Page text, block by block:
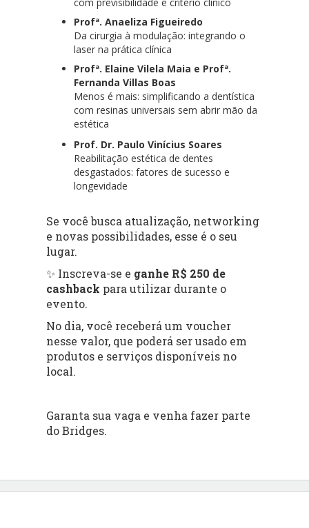
Profª. Anaeliza Figueiredo
Da cirurgia à modulação: integrando o
laser na prática clínica
Profª. Elaine Vilela Maia e Profª.
Fernanda Villas Boas
Menos é mais: simplificando a dentística
com resinas universais sem abrir mão da
estética
Prof. Dr. Paulo Vinícius Soares
Reabilitação estética de dentes
desgastados: fatores de sucesso e
longevidade
Se você busca atualização, networking
e novas possibilidades, esse é o seu
lugar.
✨ Inscreva-se e ganhe R$ 250 de
cashback para utilizar durante o
evento.
No dia, você receberá um voucher
nesse valor, que poderá ser usado em
produtos e serviços disponíveis no
local.
Garanta sua vaga e venha fazer parte
do Bridges.